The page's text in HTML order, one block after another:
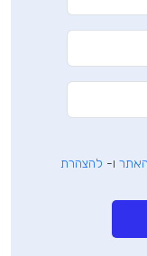
ו- להצהרת